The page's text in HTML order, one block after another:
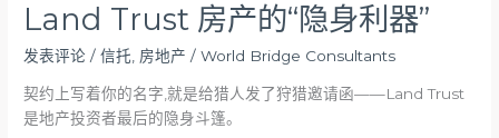
Land Trust 房产的“隐身利器”
发表评论 /信托 房地产 /World Bridge Consultants
契约上写着你的名字,就是给猎人发了狩猎邀请函——Land Trust
是地产投资者最后的隐身斗篷。